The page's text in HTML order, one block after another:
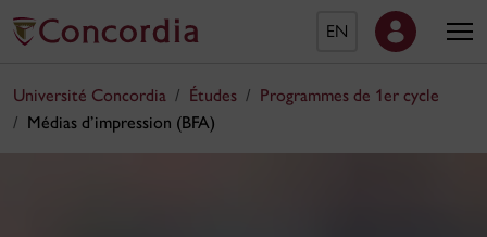
EN
Université Concordia Études
Programmes de 1er cycle
Médias d’impression (BFA)